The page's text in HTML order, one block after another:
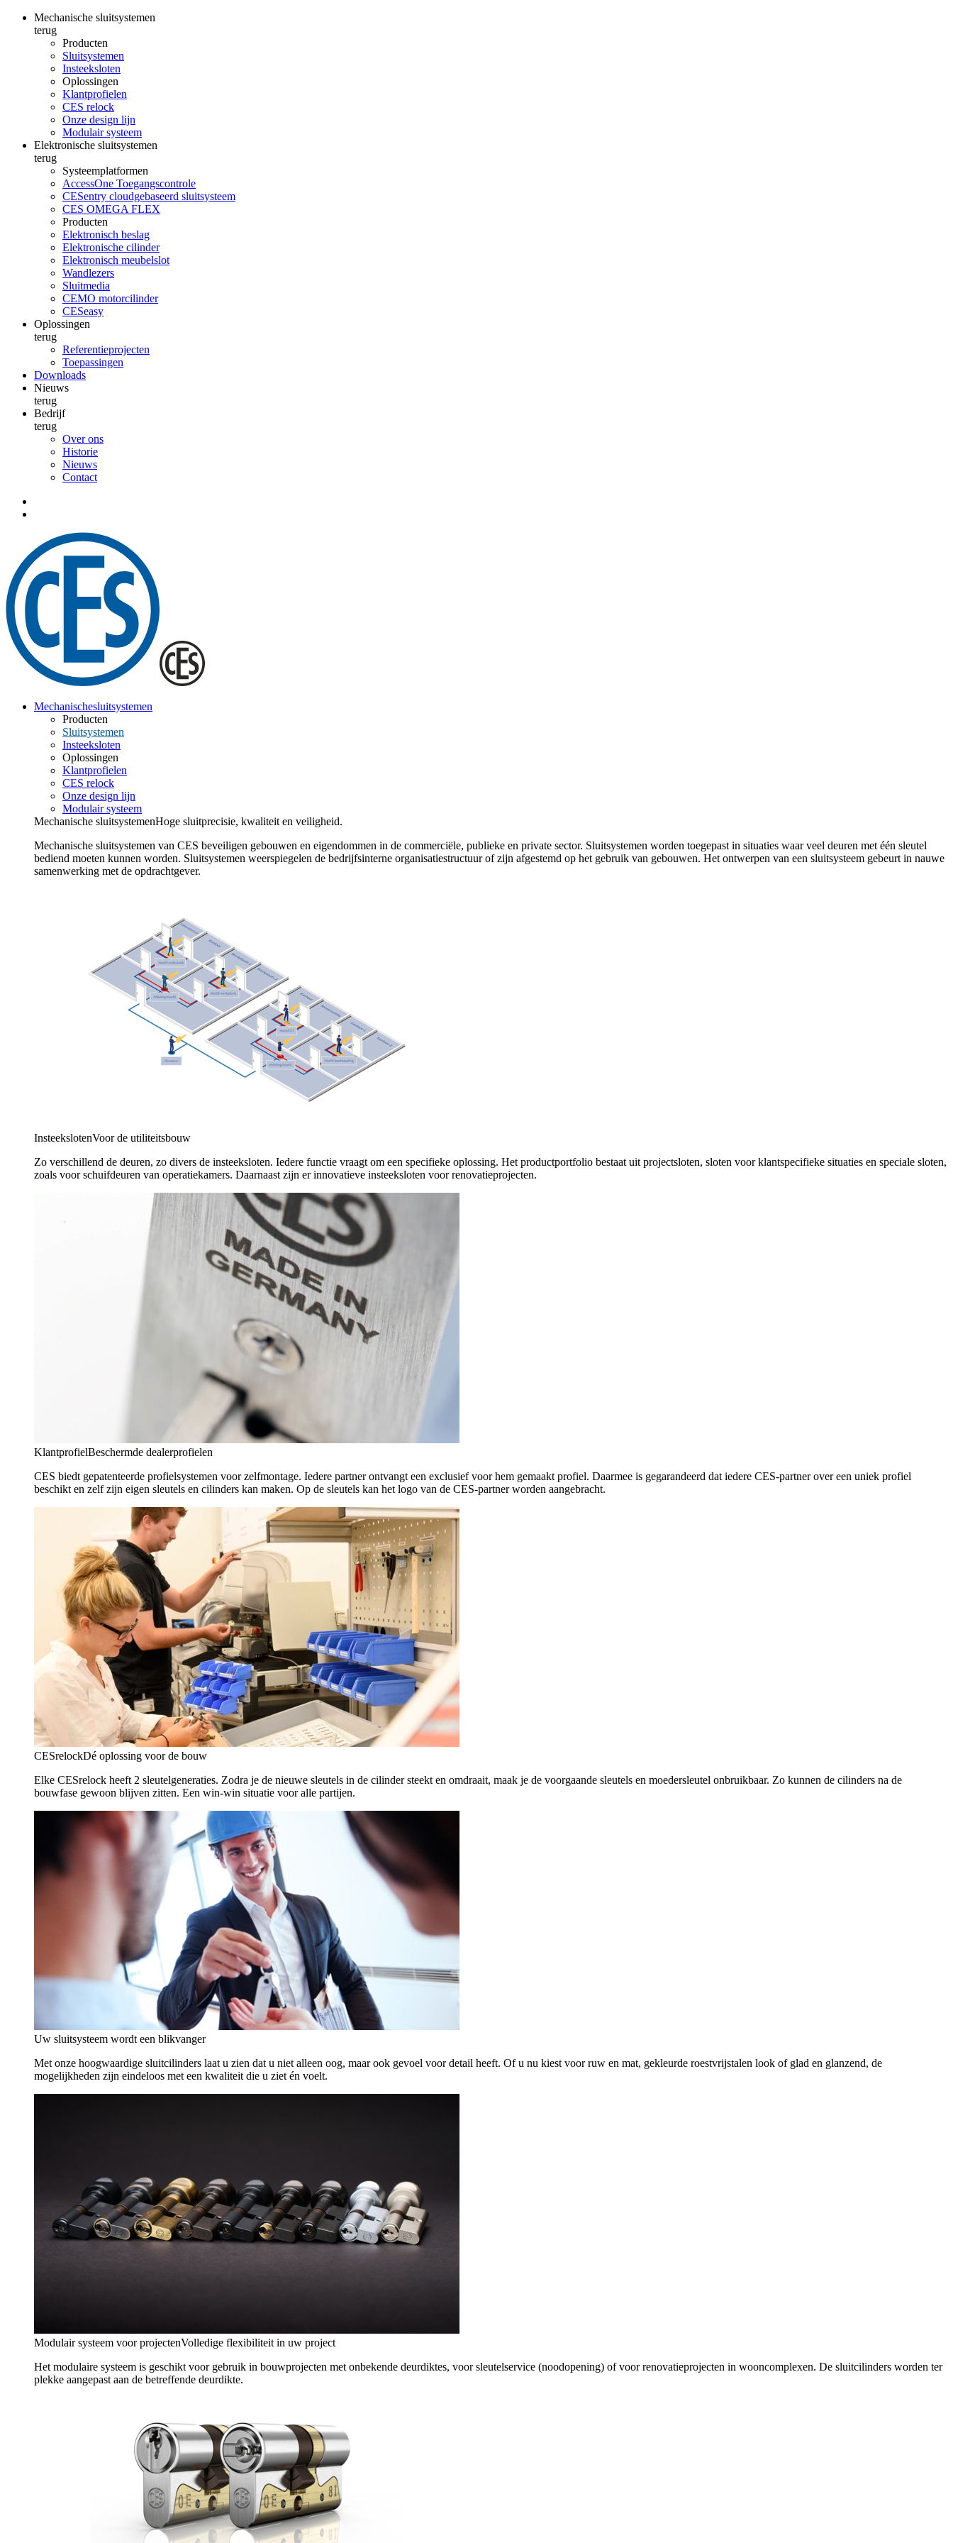
Mechanische sluitsystemen
terug
Producten
Sluitsystemen
Insteeksloten
Oplossingen
Klantprofielen
CES relock
Onze design lijn
Modulair systeem
Elektronische sluitsystemen
terug
Systeemplatformen
AccessOne Toegangscontrole
CESentry cloudgebaseerd sluitsysteem
CES OMEGA FLEX
Producten
Elektronisch beslag
Elektronische cilinder
Elektronisch meubelslot
Wandlezers
Sluitmedia
CEMO motorcilinder
CESeasy
Oplossingen
terug
Referentieprojecten
Toepassingen
Downloads
Nieuws
terug
Bedrijf
terug
Over ons
Historie
Nieuws
Contact
Mechanischesluitsystemen
Producten
Sluitsystemen
Insteeksloten
Oplossingen
Klantprofielen
CES relock
Onze design lijn
Modulair systeem
Mechanische sluitsystemenHoge sluitprecisie, kwaliteit en veiligheid.
Mechanische sluitsystemen van CES beveiligen gebouwen en eigendommen in de commerciële, publieke en private sector. Sluitsystemen worden toegepast in situaties waar veel deuren met één sleutel
bediend moeten kunnen worden. Sluitsystemen weerspiegelen de bedrijfsinterne organisatiestructuur of zijn afgestemd op het gebruik van gebouwen. Het ontwerpen van een sluitsysteem gebeurt in nauwe
samenwerking met de opdrachtgever.
InsteekslotenVoor de utiliteitsbouw
Zo verschillend de deuren, zo divers de insteeksloten. Iedere functie vraagt om een specifieke oplossing. Het productportfolio bestaat uit projectsloten, sloten voor klantspecifieke situaties en speciale sloten,
zoals voor schuifdeuren van operatiekamers. Daarnaast zijn er innovatieve insteeksloten voor renovatieprojecten.
KlantprofielBeschermde dealerprofielen
CES biedt gepatenteerde profielsystemen voor zelfmontage. Iedere partner ontvangt een exclusief voor hem gemaakt profiel. Daarmee is gegarandeerd dat iedere CES-partner over een uniek profiel
beschikt en zelf zijn eigen sleutels en cilinders kan maken. Op de sleutels kan het logo van de CES-partner worden aangebracht.
CESrelockDé oplossing voor de bouw
Elke CESrelock heeft 2 sleutelgeneraties. Zodra je de nieuwe sleutels in de cilinder steekt en omdraait, maak je de voorgaande sleutels en moedersleutel onbruikbaar. Zo kunnen de cilinders na de
bouwfase gewoon blijven zitten. Een win-win situatie voor alle partijen.
Uw sluitsysteem wordt een blikvanger
Met onze hoogwaardige sluitcilinders laat u zien dat u niet alleen oog, maar ook gevoel voor detail heeft. Of u nu kiest voor ruw en mat, gekleurde roestvrijstalen look of glad en glanzend, de
mogelijkheden zijn eindeloos met een kwaliteit die u ziet én voelt.
Modulair systeem voor projectenVolledige flexibiliteit in uw project
Het modulaire systeem is geschikt voor gebruik in bouwprojecten met onbekende deurdiktes, voor sleutelservice (noodopening) of voor renovatieprojecten in wooncomplexen. De sluitcilinders worden ter
plekke aangepast aan de betreffende deurdikte.